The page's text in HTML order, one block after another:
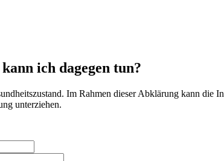
ich dagegen tun?
Im Rahmen dieser Abklärung kann die
unterziehen.